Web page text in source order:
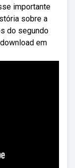
importante
sobre a
do segundo
em